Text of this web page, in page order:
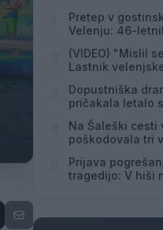
Pretep v
Velenju: 46-
(VIDEO) "Mislil
Lastnik
Dopustniška
pričakala letalo
Na Šaleški cesti
poškodovala tri
Prijava
tragedijo: V hiši